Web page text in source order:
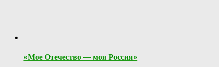
«Мое Отечество — моя Россия»